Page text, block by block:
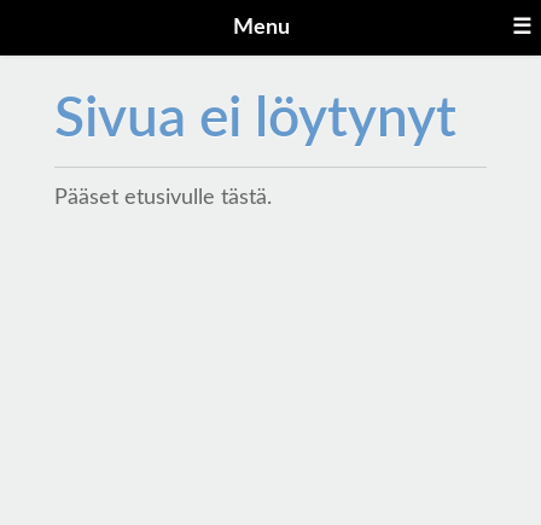
Menu ☰
Sivua ei löytynyt
Pääset etusivulle tästä.